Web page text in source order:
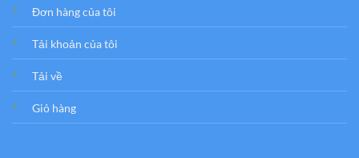
Đơn hàng của tôi
Tải khoản của tôi
Tải về
Giỏ hàng